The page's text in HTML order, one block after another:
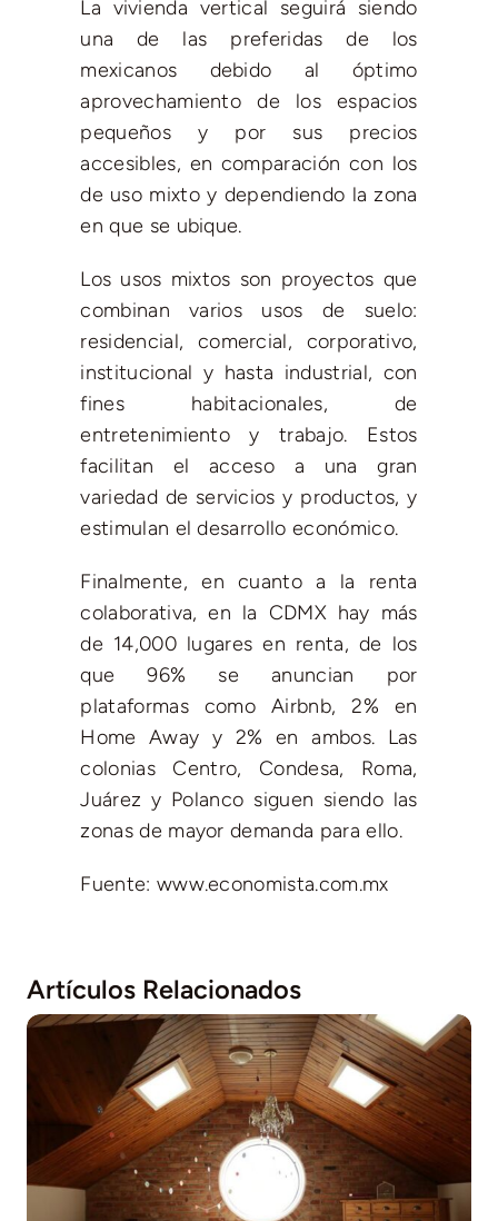
La vivienda vertical seguirá siendo
una de las preferidas de los
mexicanos debido al óptimo
aprovechamiento de los espacios
pequeños y por sus precios
accesibles, en comparación con los
de uso mixto y dependiendo la zona
en que se ubique.
Los usos mixtos son proyectos que
combinan varios usos de suelo:
residencial, comercial, corporativo,
institucional y hasta industrial, con
fines habitacionales, de
entretenimiento y trabajo. Estos
facilitan el acceso a una gran
variedad de servicios y productos, y
estimulan el desarrollo económico.
Finalmente, en cuanto a la renta
colaborativa, en la CDMX hay más
de 14,000 lugares en renta, de los
que 96% se anuncian por
plataformas como Airbnb, 2% en
Home Away y 2% en ambos. Las
colonias Centro, Condesa, Roma,
Juárez y Polanco siguen siendo las
zonas de mayor demanda para ello.
Fuente: www.economista.com.mx
Artículos Relacionados